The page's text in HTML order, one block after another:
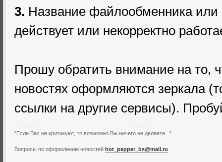
3. Название файлообменника или
действует или некорректно
Прошу обратить внимание на то,
новостях оформляются зеркала
ссылки на другие сервисы).
"Если Вас не критикуют, то возможно Вы ничего не делаете..."
Вопросы по оформлению новостей hot_pepper_bs@mail.ru